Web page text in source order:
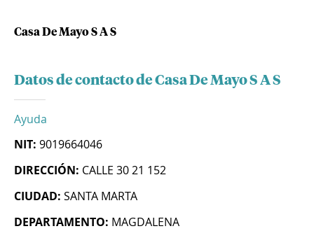
Casa De Mayo S A S
Datos de contacto de Casa De Mayo S A S
Ayuda
NIT: 9019664046
DIRECCIÓN: CALLE 30 21 152
CIUDAD: SANTA MARTA
DEPARTAMENTO: MAGDALENA